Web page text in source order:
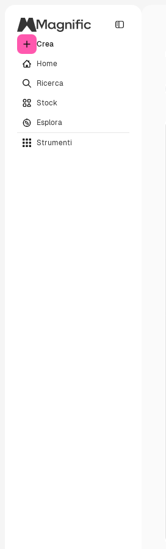
Crea
Home
Ricerca
Stock
Esplora
Strumenti